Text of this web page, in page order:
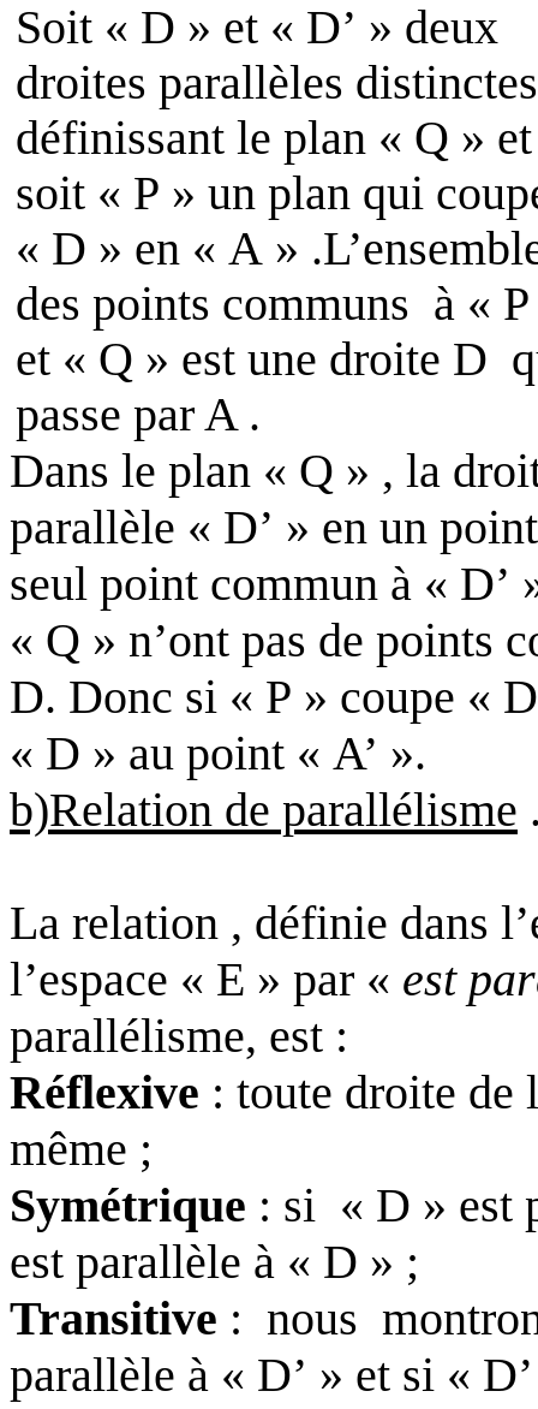
Soit « D » et « D’ » deux
droites parallèles distinctes
définissant le plan « Q » et
soit « P » un plan qui
« D » en « A »
des points communs à «
et « Q » est une droite D
passe par A .
Dans le plan « Q » , la
parallèle « D’ » en un
seul point commun à « D’
« Q » n’ont pas de points
D. Donc si « P » coupe «
« D » au point « A’ ».
b)Relation de parallélisme
La relation , définie dans
l’espace « E » par « est
parallélisme, est :
Réflexive : toute droite de
même ;
Symétrique : si « D » est
est parallèle à « D » ;
Transitive : nous
parallèle à « D’ » et si «